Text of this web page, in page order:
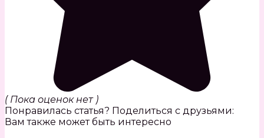
( Пока оценок нет )
Понравилась статья? Поделиться с друзьями:
Вам также может быть интересно